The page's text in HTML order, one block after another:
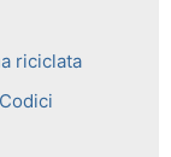
riciclata